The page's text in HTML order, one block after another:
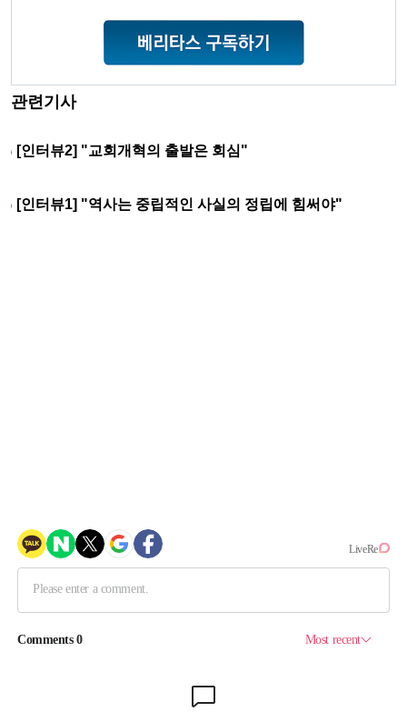
관련기사
[인터뷰2] "교회개혁의 출발은 회심"
[인터뷰1] "역사는 중립적인 사실의 정립에 힘써야"